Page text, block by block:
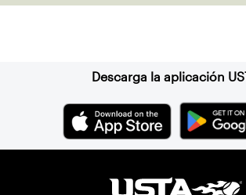
Descarga la aplicación